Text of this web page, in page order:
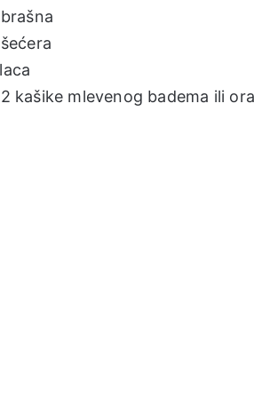
kašike mlevenog badema ili